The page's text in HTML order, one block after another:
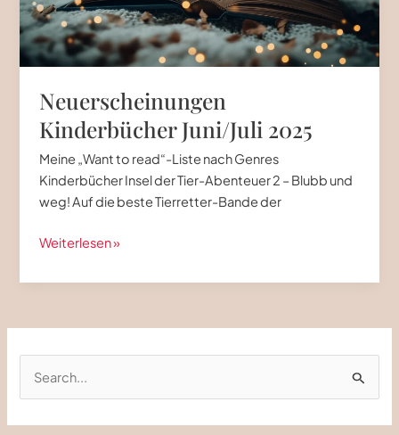
Neuerscheinungen
Kinderbücher Juni/Juli 2025
Meine „Want to read“-Liste nach Genres
Kinderbücher Insel der Tier-Abenteuer 2 – Blubb und
weg! Auf die beste Tierretter-Bande der
Neuerscheinungen
Juni/Juli
Weiterlesen »